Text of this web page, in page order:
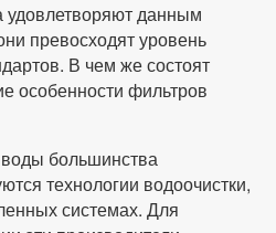
данным
превосходят уровень
В чем же состоят
особенности фильтров
большинства
технологии водоочистки,
системах. Для